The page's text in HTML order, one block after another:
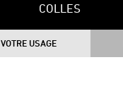
COLLES
VOTRE USAGE